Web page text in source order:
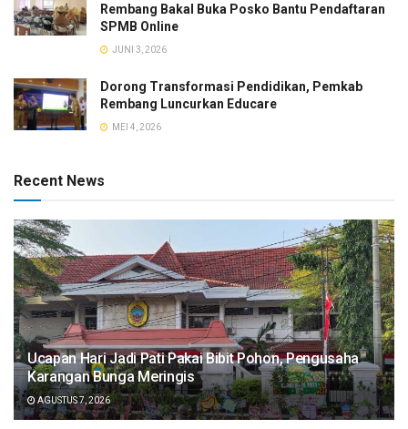
Rembang Bakal Buka Posko Bantu Pendaftaran
SPMB Online
JUNI 3, 2026
Dorong Transformasi Pendidikan, Pemkab
Rembang Luncurkan Educare
MEI 4, 2026
Recent News
​Ucapan Hari Jadi Pati Pakai Bibit Pohon, Pengusaha
Karangan Bunga Meringis
AGUSTUS 7, 2026